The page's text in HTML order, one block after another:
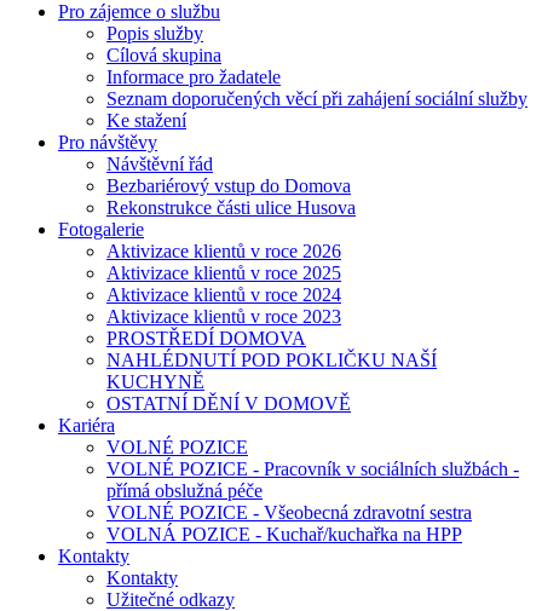
Pro zájemce o službu
Popis služby
Cílová skupina
Informace pro žadatele
Seznam doporučených věcí při zahájení sociální služby
Ke stažení
Pro návštěvy
Návštěvní řád
Bezbariérový vstup do Domova
Rekonstrukce části ulice Husova
Fotogalerie
Aktivizace klientů v roce 2026
Aktivizace klientů v roce 2025
Aktivizace klientů v roce 2024
Aktivizace klientů v roce 2023
PROSTŘEDÍ DOMOVA
NAHLÉDNUTÍ POD POKLIČKU NAŠÍ
KUCHYNĚ
OSTATNÍ DĚNÍ V DOMOVĚ
Kariéra
VOLNÉ POZICE
VOLNÉ POZICE - Pracovník v sociálních službách -
přímá obslužná péče
VOLNÉ POZICE - Všeobecná zdravotní sestra
VOLNÁ POZICE - Kuchař/kuchařka na HPP
Kontakty
Kontakty
Užitečné odkazy